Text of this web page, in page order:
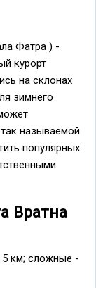
Фатра ) -
курорт
на склонах
зимнего
называемой
популярных
Вратна
5 км; сложные -